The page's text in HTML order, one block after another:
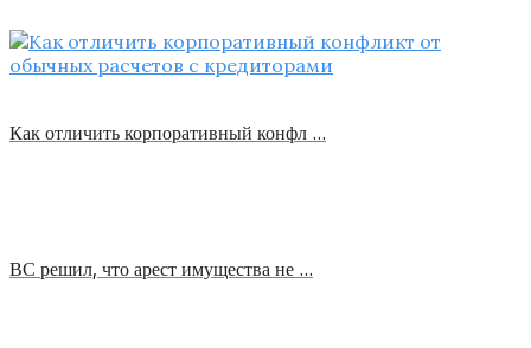
Как отличить корпоративный конфл …
ВС решил, что арест имущества не …